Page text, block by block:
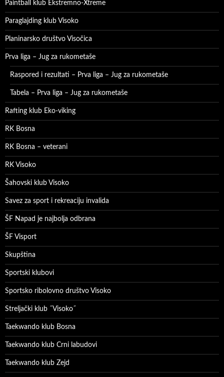
Paintball klub Ekstremno-Xtreme
Paraglajding klub Visoko
Planinarsko društvo Visočica
Prva liga – Jug za rukometaše
Raspored i rezultati – Prva liga – Jug za rukometaše
Tabela – Prva liga – Jug za rukometaše
Rafting klub Eko-viking
RK Bosna
RK Bosna – veterani
RK Visoko
Šahovski klub Visoko
Savez za sport i rekreaciju invalida
ŠF Napad je najbolja odbrana
ŠF Visport
Skupština
Sportski klubovi
Sportsko ribolovno društvo Visoko
Streljački klub ˝Visoko˝
Taekwando klub Bosna
Taekwando klub Crni labudovi
Taekwando klub Zejd